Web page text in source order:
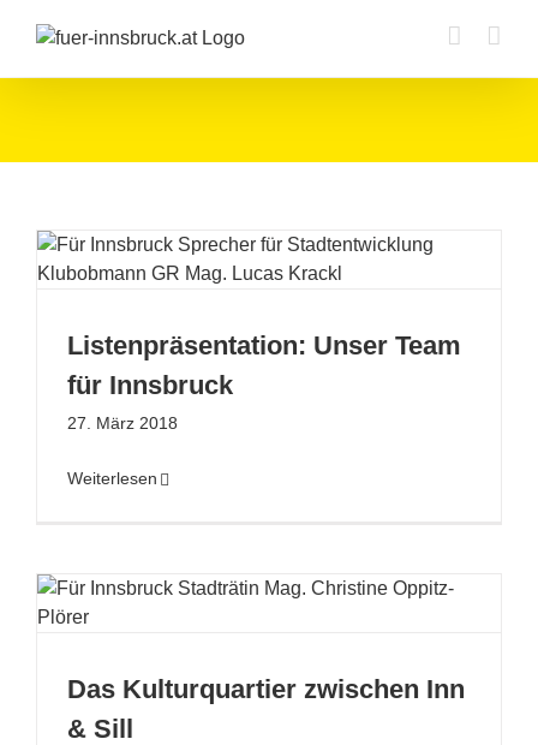
Inhalt
Listenpräsentation: Unser Team
für Innsbruck
27. März 2018
Weiterlesen
Das Kulturquartier zwischen Inn
& Sill